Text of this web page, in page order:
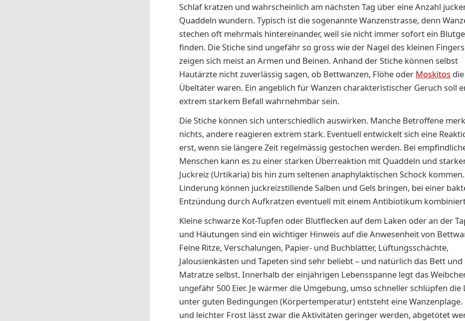
Schlaf kratzen und wahrscheinlich am nächsten Tag über eine Anzahl
Quaddeln wundern. Typisch ist die sogenannte Wanzenstrasse, denn
stechen oft mehrmals hintereinander, weil sie nicht immer sofort ein
finden. Die Stiche sind ungefähr so gross wie der Nagel des kleinen
zeigen sich meist an Armen und Beinen. Anhand der Stiche können selbst
Hautärzte nicht zuverlässig sagen, ob Bettwanzen, Flöhe oder Moskitos die
Übeltäter waren. Ein angeblich für Wanzen charakteristischer Geruch soll
extrem starkem Befall wahrnehmbar sein.
Die Stiche können sich unterschiedlich auswirken. Manche Betroffene
nichts, andere reagieren extrem stark. Eventuell entwickelt sich eine
erst, wenn sie längere Zeit regelmässig gestochen werden. Bei
Menschen kann es zu einer starken Überreaktion mit Quaddeln und
Juckreiz (Urtikaria) bis hin zum seltenen anaphylaktischen Schock
Linderung können juckreizstillende Salben und Gels bringen, bei einer
Entzündung durch Aufkratzen eventuell mit einem Antibiotikum
Kleine schwarze Kot-Tupfen oder Blutflecken auf dem Laken oder an der
und Häutungen sind ein wichtiger Hinweis auf die Anwesenheit von
Feine Ritze, Verschalungen, Papier- und Buchblätter, Lüftungsschächte,
Jalousienkästen und Tapeten sind sehr beliebt – und natürlich das Bett und
Matratze selbst. Innerhalb der einjährigen Lebensspanne legt das
ungefähr 500 Eier. Je wärmer die Umgebung, umso schneller schlüpfen die
unter guten Bedingungen (Körpertemperatur) entsteht eine Wanzenplage.
und leichter Frost lässt zwar die Aktivitäten geringer werden, abgetötet